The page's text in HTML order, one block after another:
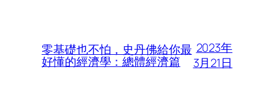
零基礎也不怕，史丹佛給你最
好懂的經濟學：總體經濟篇
2023年
3月21日